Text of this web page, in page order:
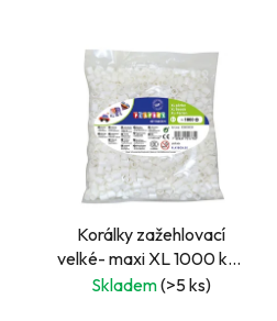
Korálky zažehlovací
velké- maxi XL 1000 ks -
bílé
Skladem(>5 ks)